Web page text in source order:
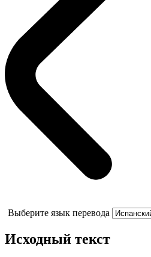
Выберите язык перевода
Исходный текст